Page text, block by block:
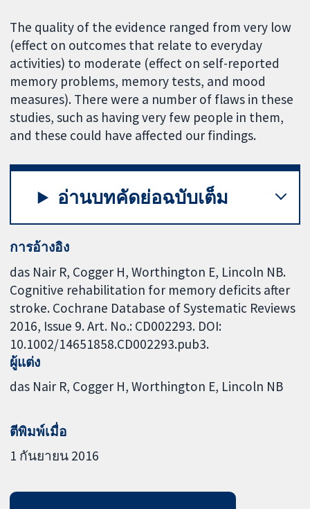
The quality of the evidence ranged from very low
(effect on outcomes that relate to everyday
activities) to moderate (effect on self-reported
memory problems, memory tests, and mood
measures). There were a number of flaws in these
studies, such as having very few people in them,
and these could have affected our findings.
อ่านบทคัดย่อฉบับเต็ม
การอ้างอิง
das Nair R, Cogger H, Worthington E, Lincoln NB.
Cognitive rehabilitation for memory deficits after
stroke. Cochrane Database of Systematic Reviews
2016, Issue 9. Art. No.: CD002293. DOI:
10.1002/14651858.CD002293.pub3.
ผู้แต่ง
das Nair R Cogger H Worthington E Lincoln NB
ตีพิมพ์เมื่อ
1 กันยายน 2016